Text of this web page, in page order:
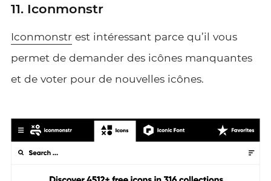
11. Iconmonstr
Iconmonstrest intéressant parce qu’il vous
permet de demander des icônes manquantes
et de voter pour de nouvelles icônes.